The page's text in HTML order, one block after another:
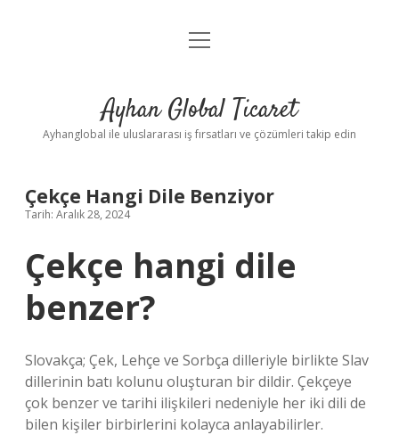
Anasayfa
Yasal Uyarı
menüyü
Ayhan Global Ticaret
Ayhanglobal ile uluslararası iş fırsatları ve çözümleri takip edin
Çekçe Hangi Dile Benziyor
Tarih: Aralık 28, 2024
Çekçe hangi dile
benzer?
Slovakça; Çek, Lehçe ve Sorbça dilleriyle birlikte Slav
dillerinin batı kolunu oluşturan bir dildir. Çekçeye
çok benzer ve tarihi ilişkileri nedeniyle her iki dili de
bilen kişiler birbirlerini kolayca anlayabilirler.